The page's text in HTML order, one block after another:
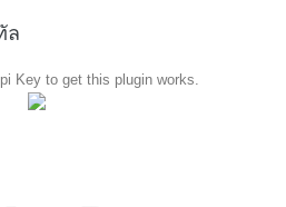
ล
Key to get this plugin works.